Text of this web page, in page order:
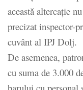
această altercaţie
precizat inspector-
cuvânt al IPJ Dolj.
De asemenea,
cu suma de 3.000
barului cu personal